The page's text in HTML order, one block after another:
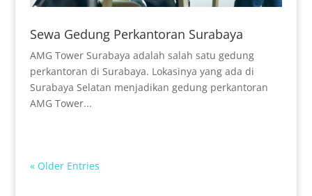
Sewa Gedung Perkantoran Surabaya
AMG Tower Surabaya adalah salah satu gedung
perkantoran di Surabaya. Lokasinya yang ada di
Surabaya Selatan menjadikan gedung perkantoran
AMG Tower...
« Older Entries